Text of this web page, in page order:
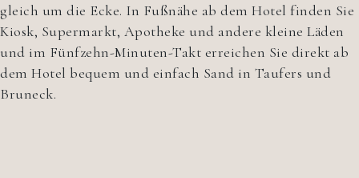
gleich um die Ecke. In Fußnähe ab dem Hotel finden Sie
Kiosk, Supermarkt, Apotheke und andere kleine Läden
und im Fünfzehn-Minuten-Takt erreichen Sie direkt ab
dem Hotel bequem und einfach Sand in Taufers und
Bruneck.